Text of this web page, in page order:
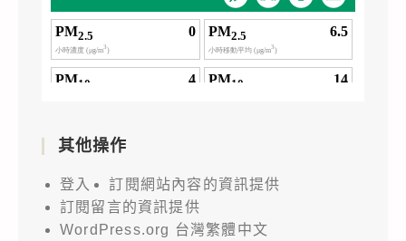
其他操作
登入
訂閱網站內容的資訊提供
訂閱留言的資訊提供
WordPress.org 台灣繁體中文